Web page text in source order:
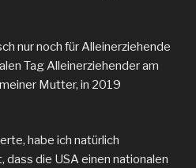
nur noch für Alleinerziehende
Tag Alleinerziehender am
Mutter, in 2019
habe ich natürlich
die USA einen nationalen